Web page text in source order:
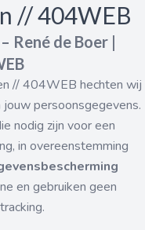
// 404WEB
René de Boer |
// 404WEB hechten wij
persoonsgegevens.
nodig zijn voor een
in overeenstemming
en gebruiken geen